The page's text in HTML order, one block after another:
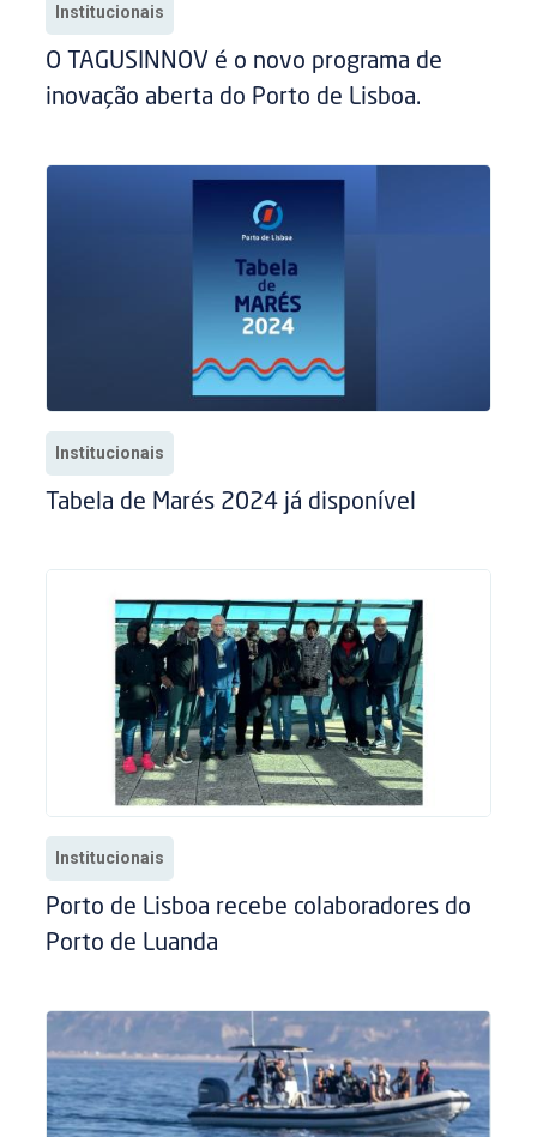
Institucionais
O TAGUSINNOV é o novo programa de
inovação aberta do Porto de Lisboa.
Institucionais
Tabela de Marés 2024 já disponível
Institucionais
Porto de Lisboa recebe colaboradores do
Porto de Luanda